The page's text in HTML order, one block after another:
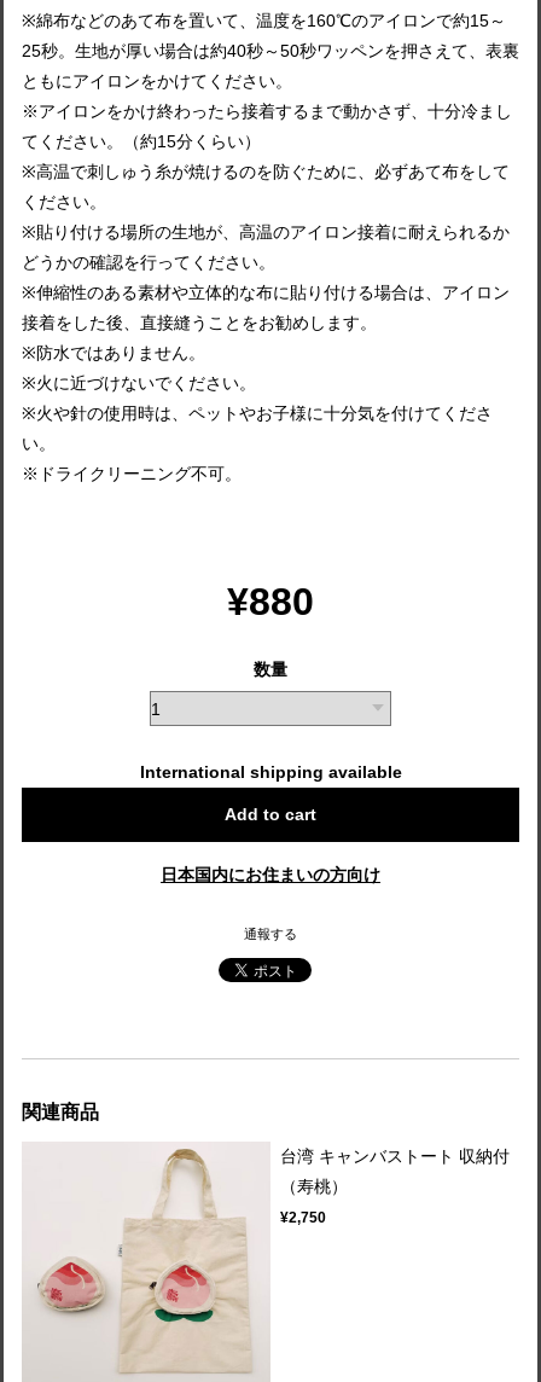
※綿布などのあて布を置いて、温度を160℃のアイロンで約15～
25秒。生地が厚い場合は約40秒～50秒ワッペンを押さえて、表裏
ともにアイロンをかけてください。
※アイロンをかけ終わったら接着するまで動かさず、十分冷まし
てください。（約15分くらい）
※高温で刺しゅう糸が焼けるのを防ぐために、必ずあて布をして
ください。
※貼り付ける場所の生地が、高温のアイロン接着に耐えられるか
どうかの確認を行ってください。
※伸縮性のある素材や立体的な布に貼り付ける場合は、アイロン
接着をした後、直接縫うことをお勧めします。
※防水ではありません。
※火に近づけないでください。
※火や針の使用時は、ペットやお子様に十分気を付けてくださ
い。
※ドライクリーニング不可。
¥880
数量
International shipping available
Add to cart
日本国内にお住まいの方向け
通報する
関連商品
台湾 キャンバストート 収納付
（寿桃）
¥2,750